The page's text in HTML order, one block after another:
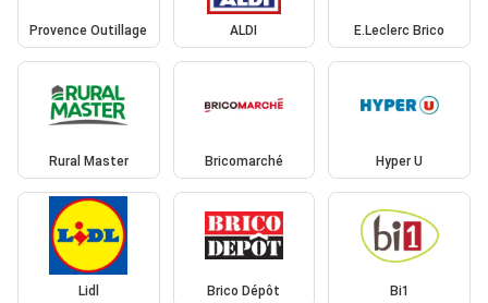
Provence Outillage ALDI E.Leclerc Brico
Rural Master Bricomarché Hyper U
Lidl Brico Dépôt Bi1